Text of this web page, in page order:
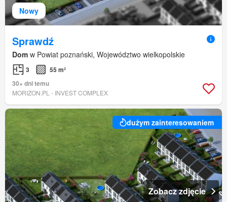
Nowy
Sprawdź
Dom w Powiat poznański, Województwo wielkopolskie
3
55 m²
30+ dni temu
MORIZON.PL - INVEST COMPLEX
dużym zainteresowaniem
Zobacz zdjęcie